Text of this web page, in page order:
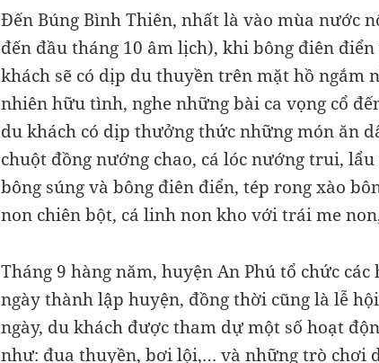
Đến Búng Bình Thiên, nhất là vào mùa nước
đến đầu tháng 10 âm lịch), khi bông điên
khách sẽ có dịp du thuyền trên mặt hồ ngắm
nhiên hữu tình, nghe những bài ca vọng cổ
du khách có dịp thưởng thức những món ăn
chuột đồng nướng chao, cá lóc nướng trui,
bông súng và bông điên điển, tép rong xào
non chiên bột, cá linh non kho với trái me
Tháng 9 hàng năm, huyện An Phú tổ chức
ngày thành lập huyện, đồng thời cũng là lễ
ngày, du khách được tham dự một số hoạt
như: đua thuyền, bơi lội,… và những trò chơi